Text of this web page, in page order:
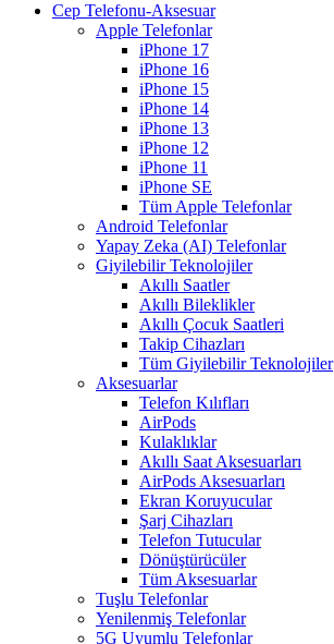
Cep Telefonu-Aksesuar
Apple Telefonlar
iPhone 17
iPhone 16
iPhone 15
iPhone 14
iPhone 13
iPhone 12
iPhone 11
iPhone SE
Tüm Apple Telefonlar
Android Telefonlar
Yapay Zeka (AI) Telefonlar
Giyilebilir Teknolojiler
Akıllı Saatler
Akıllı Bileklikler
Akıllı Çocuk Saatleri
Takip Cihazları
Tüm Giyilebilir Teknolojiler
Aksesuarlar
Telefon Kılıfları
AirPods
Kulaklıklar
Akıllı Saat Aksesuarları
AirPods Aksesuarları
Ekran Koruyucular
Şarj Cihazları
Telefon Tutucular
Dönüştürücüler
Tüm Aksesuarlar
Tuşlu Telefonlar
Yenilenmiş Telefonlar
5G Uyumlu Telefonlar